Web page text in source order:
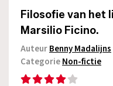
Filosofie van het
Marsilio Ficino.
AuteurBenny Madalijns
CategorieNon-fictie